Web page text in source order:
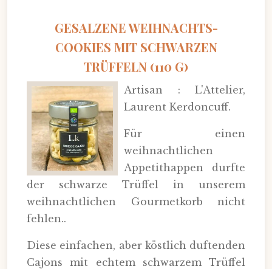
GESALZENE WEIHNACHTS-
COOKIES MIT SCHWARZEN
TRÜFFELN (110 G)
Artisan : L'Attelier,
Laurent Kerdoncuff.
Für einen
weihnachtlichen
Appetithappen durfte
der schwarze Trüffel in unserem
weihnachtlichen Gourmetkorb nicht
fehlen..
Diese einfachen, aber köstlich duftenden
Cajons mit echtem schwarzem Trüffel